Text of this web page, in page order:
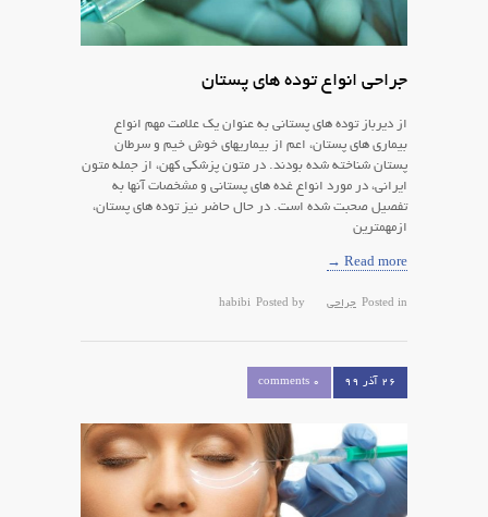
جراحی انواع توده های پستان
از ديرباز توده هاي پستاني به عنوان يك علامت مهم انواع
بيماري هاي پستان، اعم از بيماريهاي خوش خيم و سرطان
پستان شناخته شده بودند. در متون پزشكي كهن، از جمله متون
ايراني، در مورد انواع غده هاي پستاني و مشخصات آنها به
تفصيل صحبت شده است. در حال حاضر نيز توده هاي پستان،
ازمهمترين
Read more →
Posted in جراحی Posted by
habibi
۲۶ آذر ۹۹ 0 comments